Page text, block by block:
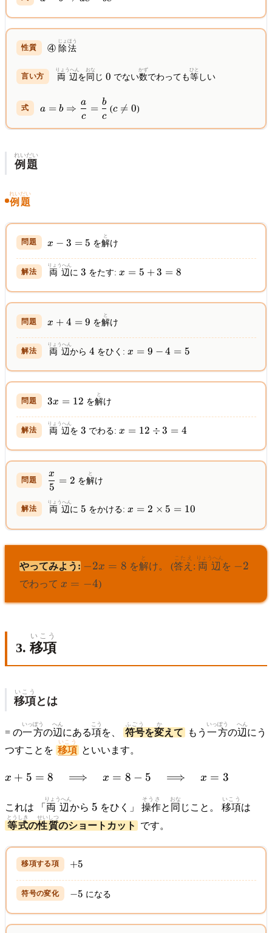
ac = bc
④ 除法
じょほう
両辺
りょうへん
を 同
おな
じ 0
0 でない数
かず
でわっても等
ひと
しい
a = b
\Rightarrow
\dfrac{a}
a = b ⇒
c
a
=
c
b
(c
\neq
0
c 
= 0)
例題
れいだい
例題
れいだい
x
3
=
x − 3 = 5 を解
と
け
両辺
りょうへん
に3
3 をたす:x
5
+
x = 5 +3 = 8
x
4
=
x + 4 = 9 を解
と
け
両辺
りょうへん
から4
4 をひく:x
9
-
x = 9 − 4 = 5
3x
12
3x = 12 を解
と
け
両辺
りょうへん
を3
3 でわる:x =
\div
3 =
x = 12 ÷ 3 = 4
\dfrac{x}
{5} = 2
5
x
= 2 を解
と
け
両辺
りょうへん
に5
5 をかける:x = 2
5 = 10
x = 2 × 5 = 10
やってみよう:
-2x
8
−2x = 8 を解
と
け。 (答え
こたえ
: 両辺
りょうへん
を −2
でわって x
-4
x = −4)
3. 移項
いこう
移項
いこう
とは
= の一方
いっぽう
の辺
へん
にある項
こう
を、 符号
ふごう
を変
か
えて もう 一方
いっぽう
の辺
へん
にう
つすことを 移項
いこう
といいます。
x + 5 = 8 \quad
\quad x = 8 - 5
\quad
\Longrightarrow
\quad x = 3
x + 5 = 8 ⟹ x = 8 − 5 ⟹ x = 3
これは 「 両辺
りょうへん
から 5
5 をひく」 操作
そうさ
と 同
おな
じこと。 移項
いこう
は
等式
とうしき
の性質
せいしつ
のショートカット です。
+5
+5
-5
−5 になる